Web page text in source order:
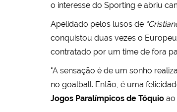
o interesse do Sporting e abriu
Apelidado pelos lusos de
conquistou duas vezes o
contratado por um time de fora
"A sensação é de um sonho
no goalball. Então, é uma
Jogos Paralímpicos de Tóquio ao